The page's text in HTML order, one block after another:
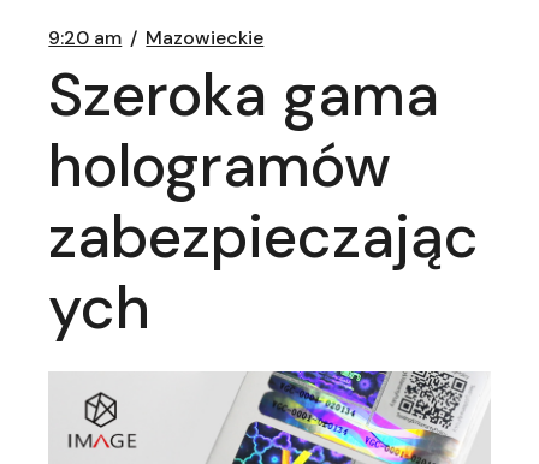
9:20 am Mazowieckie
Szeroka gama
hologramów
zabezpieczając
ych